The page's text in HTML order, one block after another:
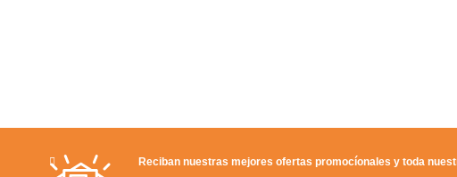
Reciban nuestras mejores ofertas promocíonales y toda